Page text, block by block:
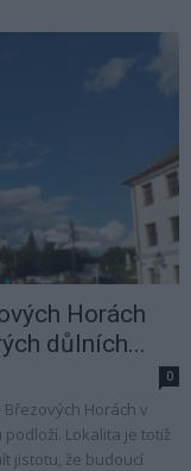
Horách
důlních...
0
Horách v
Lokalita je totiž
jistotu, že budoucí